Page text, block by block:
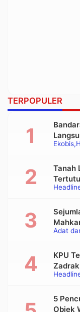
TERPOPULER
Ekobis
Tanah
Adat
Alat
KPU
Bupati
5
Objek